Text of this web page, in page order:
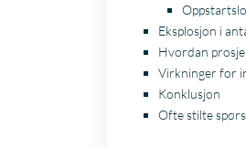
Eksplosjon i
Hvordan
Virkninger for
Konklusjon
Ofte stilte